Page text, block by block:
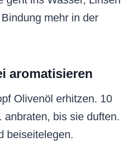
mehr in der
aromatisieren
Olivenöl erhitzen. 10
anbraten, bis sie duften.
beiseitelegen.